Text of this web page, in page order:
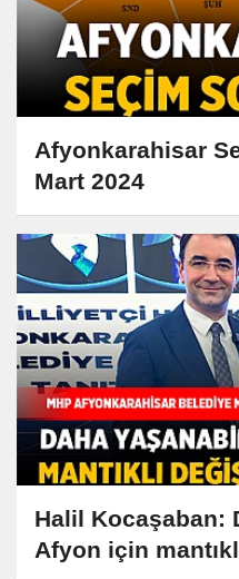
Afyonkarahisar
Mart 2024
Halil Kocaşaban:
Afyon için